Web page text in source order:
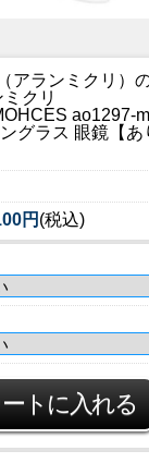
ACCESS
ITEM
会社概要
COMPANY
インフォメーシ
アランミクリ）
クリ
ao1297-
グラス 眼鏡【
円 (税込)